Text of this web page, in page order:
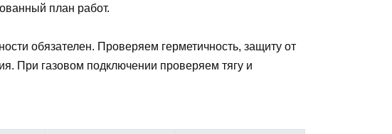
план работ.
обязателен. Проверяем герметичность, защиту от
При газовом подключении проверяем тягу и